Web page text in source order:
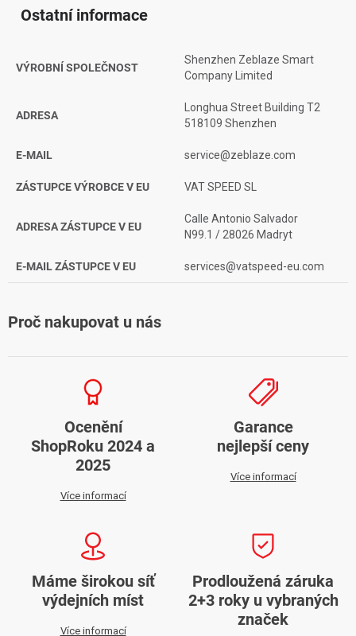
Ostatní informace
VÝROBNÍ SPOLEČNOST
Shenzhen Zeblaze Smart
Company Limited
ADRESA
Longhua Street Building T2
518109 Shenzhen
E-MAIL service@zeblaze.com
ZÁSTUPCE VÝROBCE V EU VAT SPEED SL
ADRESA ZÁSTUPCE V EU
Calle Antonio Salvador
N99.1 / 28026 Madryt
E-MAIL ZÁSTUPCE V EU services@vatspeed-eu.com
Proč nakupovat u nás
Ocenění
ShopRoku 2024 a
2025
Více informací
Garance
nejlepší ceny
Více informací
Máme širokou síť
výdejních míst
Více informací
Prodloužená záruka
2+3 roky u vybraných
značek